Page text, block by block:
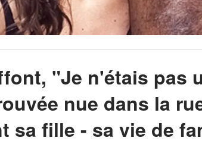
"Je n'étais pas
nue dans la
sa fille - sa vie de